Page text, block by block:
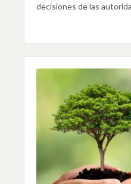
decisiones de las